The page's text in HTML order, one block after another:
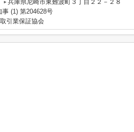
兵庫県尼崎市東難波町３丁目２２－２８
事 (1) 第204628号
引業保証協会